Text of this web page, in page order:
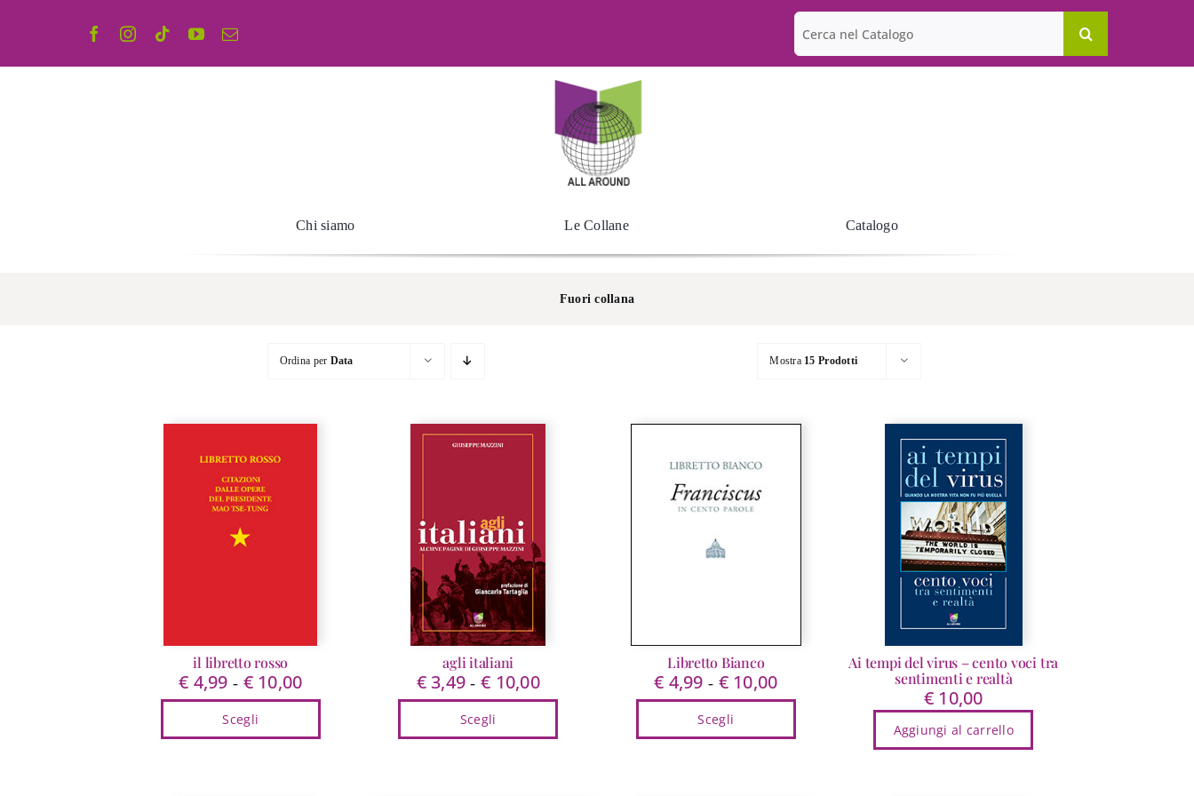
Cerca
per:
Chi siamo Le Collane Catalogo
Fuori collana
Ordina per Data Mostra 15 Prodotti
il libretto rosso
€ 4,99 - €10,00Fascia
di
da
Scegli
agli italiani
€3,49 - € 10,00Fascia
di
da
Scegli
Libretto Bianco
€ 4,99 - €10,00Fascia
di
da
Scegli
Ai tempi del virus – cento voci tra
sentimenti e realtà
€ 10,00
Aggiungi al carrello